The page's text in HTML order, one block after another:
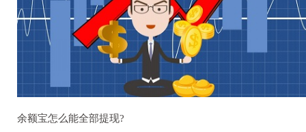
余额宝怎么能全部提现?